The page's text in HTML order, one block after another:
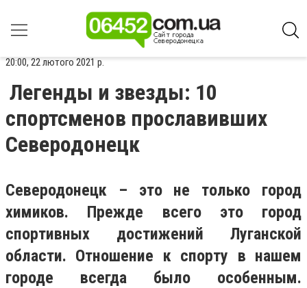
20:00, 22 лютого 2021 р.
Легенды и звезды: 10
спортсменов прославивших
Северодонецк
Северодонецк – это не только город
химиков. Прежде всего это город
спортивных достижений Луганской
области. Отношение к спорту в нашем
городе всегда было особенным.